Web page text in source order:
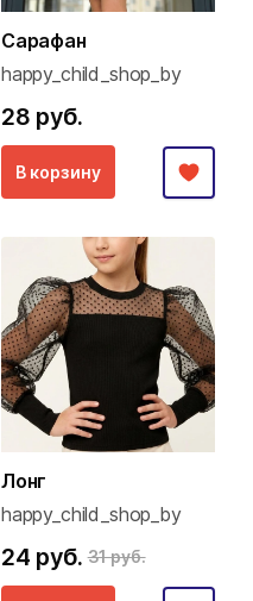
Сарафан
happy_child_shop_by
28 руб.
В корзину
Лонг
happy_child_shop_by
24 руб. 31 руб.